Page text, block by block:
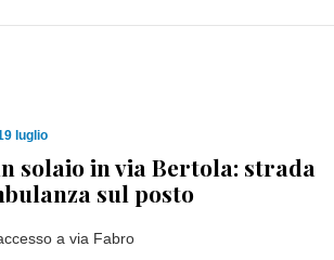
luglio
solaio in via Bertola: strada
sul posto
a via Fabro